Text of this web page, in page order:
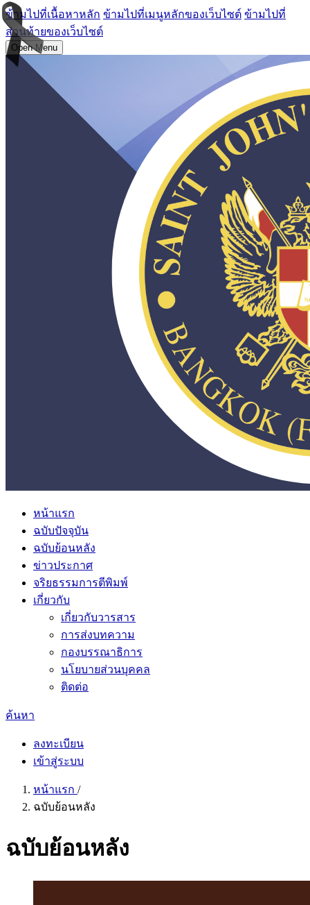
ข้ามไปที่เนื้อหาหลัก ข้ามไปที่เมนูหลักของเว็บไซต์ ข้ามไปที่
ส่วนท้ายของเว็บไซต์
Open Menu
หน้าแรก
ฉบับปัจจุบัน
ฉบับย้อนหลัง
ข่าวประกาศ
จริยธรรมการตีพิมพ์
เกี่ยวกับ
เกี่ยวกับวารสาร
การส่งบทความ
กองบรรณาธิการ
นโยบายส่วนบุคคล
ติดต่อ
ค้นหา
ลงทะเบียน
เข้าสู่ระบบ
หน้าแรก /
ฉบับย้อนหลัง
ฉบับย้อนหลัง